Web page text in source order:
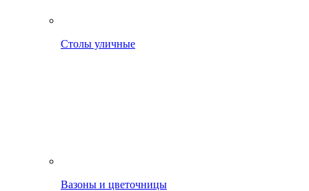
Столы уличные
Вазоны и цветочницы